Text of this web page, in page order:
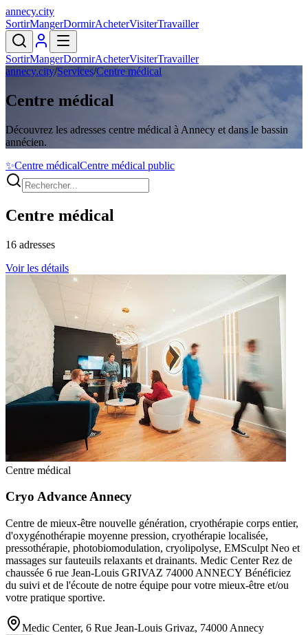
annecy.city
SortirMangerDormirAcheterVisiterTravailler
SortirMangerDormirAcheterVisiterTravailler
annecy.city/Services/Centre médical
Centre médical
Découvrez les adresses centre médical à Annecy et dans le bassin
annécien.
✨Centre médicalCentre médical public
Centre médical
16 adresses
Voir les détails
Centre médical
Cryo Advance Annecy
Centre de mieux-être nouvelle génération, cryothérapie corps entier,
d'oxygénothérapie moyenne pression, cryothérapie localisée,
pressothérapie, photobiomodulation, cryolipolyse, EMSculpt Neo et
massages sur fauteuils relaxants et drainants. Medic Center Rez de
chaussée 6 rue Jean-Louis GRIVAZ 74000 ANNECY Bénéficiez
du suivi et de l'écoute de notre équipe pour votre mieux-être et/ou
votre pratique sportive.
Medic Center, 6 Rue Jean-Louis Grivaz, 74000 Annecy